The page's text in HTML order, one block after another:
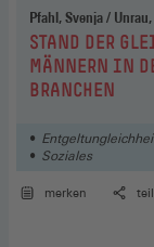
:STAND DER
MÄNNERN IN
BRANCHEN
Soziales
merken